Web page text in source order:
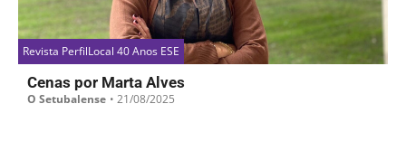
Revista PerfilLocal 40 Anos ESE
Cenas por Marta Alves
O Setubalense • 21/08/2025